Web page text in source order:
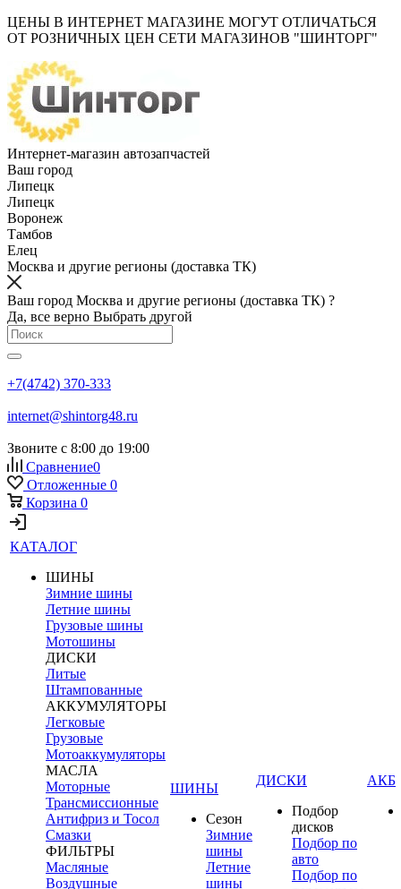
ЦЕНЫ В ИНТЕРНЕТ МАГАЗИНЕ МОГУТ ОТЛИЧАТЬСЯ
ОТ РОЗНИЧНЫХ ЦЕН СЕТИ МАГАЗИНОВ "ШИНТОРГ"
Интернет-магазин автозапчастей
Ваш город
Липецк
Липецк
Воронеж
Тамбов
Елец
Москва и другие регионы (доставка ТК)
Ваш город Москва и другие регионы (доставка ТК) ?
Да, все верно Выбрать другой
+7(4742) 370-333
internet@shintorg48.ru
Звоните с 8:00 до 19:00
Сравнение0
Отложенные 0
Корзина 0
КАТАЛОГ
ШИНЫ
Зимние шины
Летние шины
Грузовые шины
Мотошины
ДИСКИ
Литые
Штампованные
АККУМУЛЯТОРЫ
Легковые
Грузовые
Мотоаккумуляторы
МАСЛА
Моторные
Трансмиссионные
Антифриз и Тосол
Смазки
ФИЛЬТРЫ
Масляные
Воздушные
ШИНЫ
Сезон
Зимние
шины
Летние
шины
ДИСКИ
Подбор
дисков
Подбор по
авто
Подбор по
АКБ